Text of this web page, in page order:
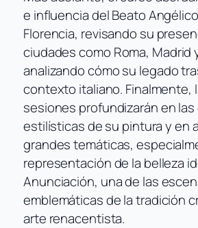
e influencia del Beato
Florencia, revisando su
ciudades como Roma, Madrid
analizando cómo su legado
contexto italiano. Finalmente,
sesiones profundizarán en
estilísticas de su pintura y en
grandes temáticas,
representación de la belleza
Anunciación, una de las
emblemáticas de la tradición
arte renacentista.